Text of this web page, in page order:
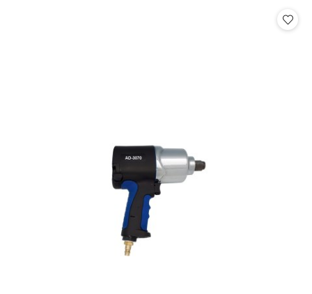
Cena: